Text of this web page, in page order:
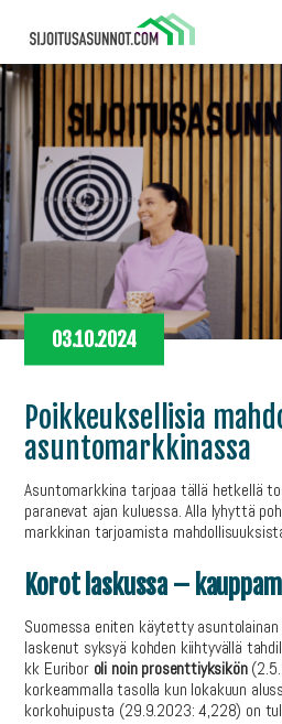
03.10.2024
Poikkeuksellisia
asuntomarkkinassa
Asuntomarkkina tarjoaa tällä hetkellä
paranevat ajan kuluessa. Alla lyhyttä
markkinan tarjoamista
Korot laskussa –
Suomessa eniten käytetty
laskenut syksyä kohden kiihtyvällä
kk Euribor oli noin prosenttiyksikön
korkeammalla tasolla kun lokakuun
korkohuipusta (29.9.2023: 4,228) on